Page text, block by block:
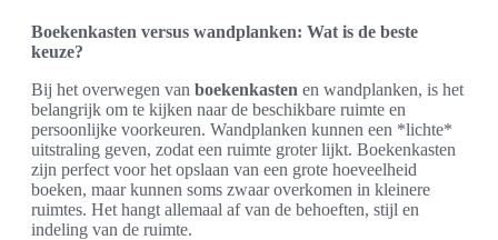
Boekenkasten versus wandplanken: Wat is de beste
keuze?
Bij het overwegen van boekenkasten en wandplanken, is het
belangrijk om te kijken naar de beschikbare ruimte en
persoonlijke voorkeuren. Wandplanken kunnen een *lichte*
uitstraling geven, zodat een ruimte groter lijkt. Boekenkasten
zijn perfect voor het opslaan van een grote hoeveelheid
boeken, maar kunnen soms zwaar overkomen in kleinere
ruimtes. Het hangt allemaal af van de behoeften, stijl en
indeling van de ruimte.